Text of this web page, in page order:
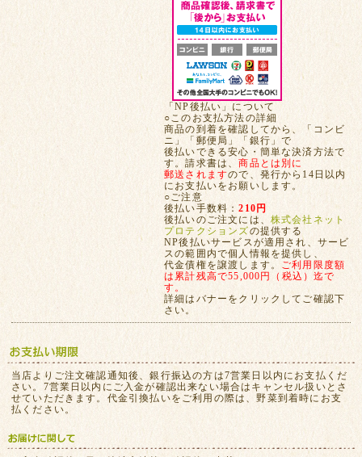
「NP後払い」について
○このお支払方法の詳細
商品の到着を確認してから、「コンビ
ニ」「郵便局」「銀行」で
後払いできる安心・簡単な決済方法で
す。請求書は、商品とは別に
郵送されますので、発行から14日以内
にお支払いをお願いします。
○ご注意
後払い手数料：210円
後払いのご注文には、 株式会社ネット
プロテクションズの提供する
NP後払いサービスが適用され、サービ
スの範囲内で個人情報を提供し、
代金債権を譲渡します。 ご利用限度額
は累計残高で55,000円（税込）迄で
す。
詳細はバナーをクリックしてご確認下
さい。
当店よりご注文確認通知後、銀行振込の方は7営業日以内にお支払くだ
さい。7営業日以内にご入金が確認出来ない場合はキャンセル扱いとさ
せていただきます。代金引換払いをご利用の際は、野菜到着時にお支
払ください。